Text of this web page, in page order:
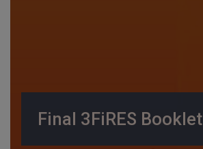
Final 3FiRES Booklet